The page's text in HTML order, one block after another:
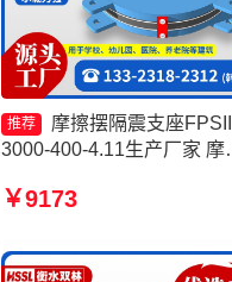
推荐
摩擦摆隔震支座
3000-400-4.11生产厂家 摩
摆隔震支座FPSII-5000-
1000-350-3.81源头工厂
￥9173